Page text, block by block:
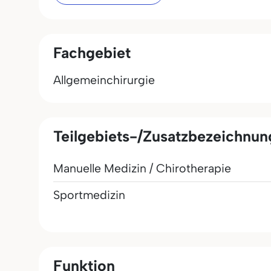
Fachgebiet
Allgemeinchirurgie
Teilgebiets-/
Manuelle Medizin / Chirotherapie
Sportmedizin
Funktion